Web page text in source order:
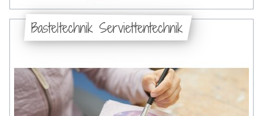
Basteltechnik Serviettentechnik